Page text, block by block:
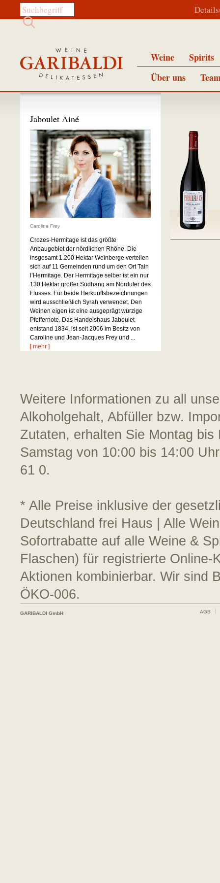
Diese Website durchsuchen:
Weine
Spirits
Über uns
Jaboulet Ainé
Caroline Frey
Crozes-Hermitage ist das größte
Anbaugebiet der nördlichen Rhône. Die
insgesamt 1.200 Hektar Weinberge verteilen
sich auf 11 Gemeinden rund um den Ort Tain
l’Hermitage. Der Hermitage selber ist ein nur
130 Hektar großer Südhang am Nordufer des
Flusses. Für beide Herkunftsbezeichnungen
wird ausschließlich Syrah verwendet. Den
Weinen eigen ist eine ausgeprägt würzige
Pfeffernote. Das Handelshaus Jaboulet
entstand 1834, ist seit 2006 im Besitz von
Caroline und Jean-Jacques Frey und ...
[ mehr ]
Weitere Informationen zu all
Alkoholgehalt, Abfüller bzw.
Zutaten, erhalten Sie Montag
Samstag von 10:00 bis 14:00
61 0.
* Alle Preise inklusive der
Deutschland frei Haus | Alle
Sofortrabatte auf alle Weine &
Flaschen) für registrierte
Aktionen kombinierbar. Wir sind
ÖKO-006.
GARIBALDI GmbH AGB